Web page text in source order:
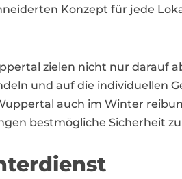
Konzept für jede
zielen nicht nur darauf
und auf die individuellen
auch im Winter
bestmögliche Sicherheit